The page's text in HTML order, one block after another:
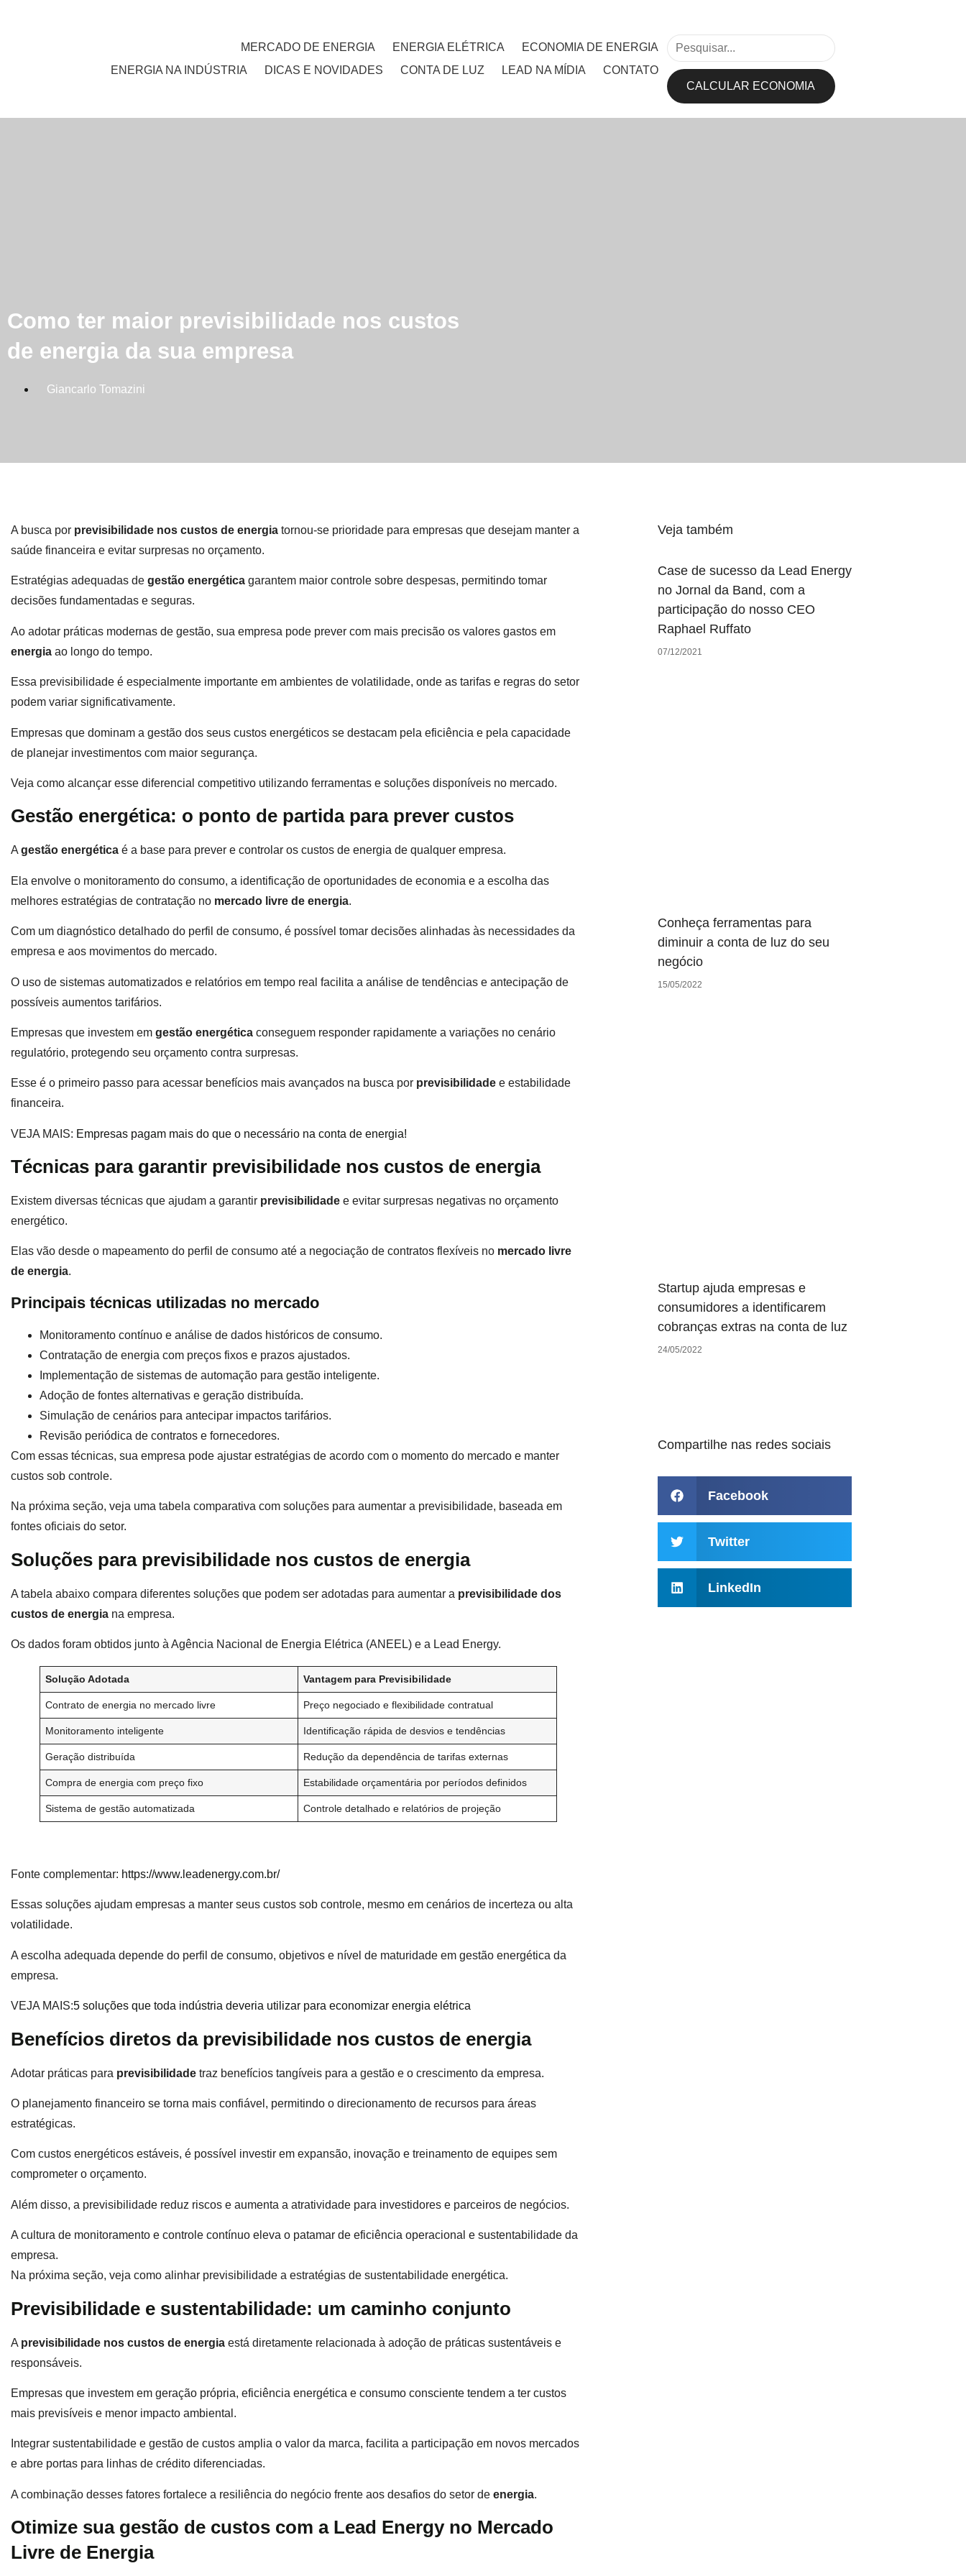
MERCADO DE ENERGIA ENERGIA ELÉTRICA
ECONOMIA DE ENERGIA
ENERGIA NA INDÚSTRIA
DICAS E NOVIDADES CONTA DE LUZ LEAD NA MÍDIA
CONTATO
CALCULAR ECONOMIA
Como ter maior previsibilidade nos custos
de energia da sua empresa
Giancarlo Tomazini
A busca por previsibilidade nos custos de energia tornou-se prioridade para empresas que desejam manter a
saúde financeira e evitar surpresas no orçamento.
Estratégias adequadas de gestão energética garantem maior controle sobre despesas, permitindo tomar
decisões fundamentadas e seguras.
Ao adotar práticas modernas de gestão, sua empresa pode prever com mais precisão os valores gastos em
energia ao longo do tempo.
Essa previsibilidade é especialmente importante em ambientes de volatilidade, onde as tarifas e regras do setor
podem variar significativamente.
Empresas que dominam a gestão dos seus custos energéticos se destacam pela eficiência e pela capacidade
de planejar investimentos com maior segurança.
Veja como alcançar esse diferencial competitivo utilizando ferramentas e soluções disponíveis no mercado.
Gestão energética: o ponto de partida para prever custos
A gestão energética é a base para prever e controlar os custos de energia de qualquer empresa.
Ela envolve o monitoramento do consumo, a identificação de oportunidades de economia e a escolha das
melhores estratégias de contratação no mercado livre de energia.
Com um diagnóstico detalhado do perfil de consumo, é possível tomar decisões alinhadas às necessidades da
empresa e aos movimentos do mercado.
O uso de sistemas automatizados e relatórios em tempo real facilita a análise de tendências e antecipação de
possíveis aumentos tarifários.
Empresas que investem em gestão energética conseguem responder rapidamente a variações no cenário
regulatório, protegendo seu orçamento contra surpresas.
Esse é o primeiro passo para acessar benefícios mais avançados na busca por previsibilidade e estabilidade
financeira.
VEJA MAIS: Empresas pagam mais do que o necessário na conta de energia!
Técnicas para garantir previsibilidade nos custos de energia
Existem diversas técnicas que ajudam a garantir previsibilidade e evitar surpresas negativas no orçamento
energético.
Elas vão desde o mapeamento do perfil de consumo até a negociação de contratos flexíveis no mercado livre
de energia.
Principais técnicas utilizadas no mercado
Monitoramento contínuo e análise de dados históricos de consumo.
Contratação de energia com preços fixos e prazos ajustados.
Implementação de sistemas de automação para gestão inteligente.
Adoção de fontes alternativas e geração distribuída.
Simulação de cenários para antecipar impactos tarifários.
Revisão periódica de contratos e fornecedores.
Com essas técnicas, sua empresa pode ajustar estratégias de acordo com o momento do mercado e manter
custos sob controle.
Na próxima seção, veja uma tabela comparativa com soluções para aumentar a previsibilidade, baseada em
fontes oficiais do setor.
Soluções para previsibilidade nos custos de energia
A tabela abaixo compara diferentes soluções que podem ser adotadas para aumentar a previsibilidade dos
custos de energia na empresa.
Os dados foram obtidos junto à Agência Nacional de Energia Elétrica (ANEEL) e a Lead Energy.
Solução Adotada Vantagem para Previsibilidade
Contrato de energia no mercado livre Preço negociado e flexibilidade contratual
Monitoramento inteligente Identificação rápida de desvios e tendências
Geração distribuída Redução da dependência de tarifas externas
Compra de energia com preço fixo Estabilidade orçamentária por períodos definidos
Sistema de gestão automatizada Controle detalhado e relatórios de projeção
Fonte complementar: https://www.leadenergy.com.br/
Essas soluções ajudam empresas a manter seus custos sob controle, mesmo em cenários de incerteza ou alta
volatilidade.
A escolha adequada depende do perfil de consumo, objetivos e nível de maturidade em gestão energética da
empresa.
VEJA MAIS:5 soluções que toda indústria deveria utilizar para economizar energia elétrica
Benefícios diretos da previsibilidade nos custos de energia
Adotar práticas para previsibilidade traz benefícios tangíveis para a gestão e o crescimento da empresa.
O planejamento financeiro se torna mais confiável, permitindo o direcionamento de recursos para áreas
estratégicas.
Com custos energéticos estáveis, é possível investir em expansão, inovação e treinamento de equipes sem
comprometer o orçamento.
Além disso, a previsibilidade reduz riscos e aumenta a atratividade para investidores e parceiros de negócios.
A cultura de monitoramento e controle contínuo eleva o patamar de eficiência operacional e sustentabilidade da
empresa.
Na próxima seção, veja como alinhar previsibilidade a estratégias de sustentabilidade energética.
Previsibilidade e sustentabilidade: um caminho conjunto
A previsibilidade nos custos de energia está diretamente relacionada à adoção de práticas sustentáveis e
responsáveis.
Empresas que investem em geração própria, eficiência energética e consumo consciente tendem a ter custos
mais previsíveis e menor impacto ambiental.
Integrar sustentabilidade e gestão de custos amplia o valor da marca, facilita a participação em novos mercados
e abre portas para linhas de crédito diferenciadas.
A combinação desses fatores fortalece a resiliência do negócio frente aos desafios do setor de energia.
Otimize sua gestão de custos com a Lead Energy no Mercado
Livre de Energia
Veja também
Case de sucesso da Lead Energy
no Jornal da Band, com a
participação do nosso CEO
Raphael Ruffato
07/12/2021
Conheça ferramentas para
diminuir a conta de luz do seu
negócio
15/05/2022
Startup ajuda empresas e
consumidores a identificarem
cobranças extras na conta de luz
24/05/2022
Compartilhe nas redes sociais
Facebook
Twitter
LinkedIn